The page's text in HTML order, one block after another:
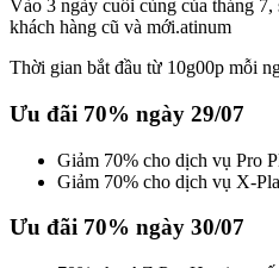
Vào 3 ngày cuối cùng của tháng
khách hàng cũ và mới.atinum
Thời gian bắt đầu từ 10g00p mỗi
Ưu đãi 70% ngày 29/07
Giảm 70% cho dịch vụ Pro
Giảm 70% cho dịch vụ X-
Ưu đãi 70% ngày 30/07